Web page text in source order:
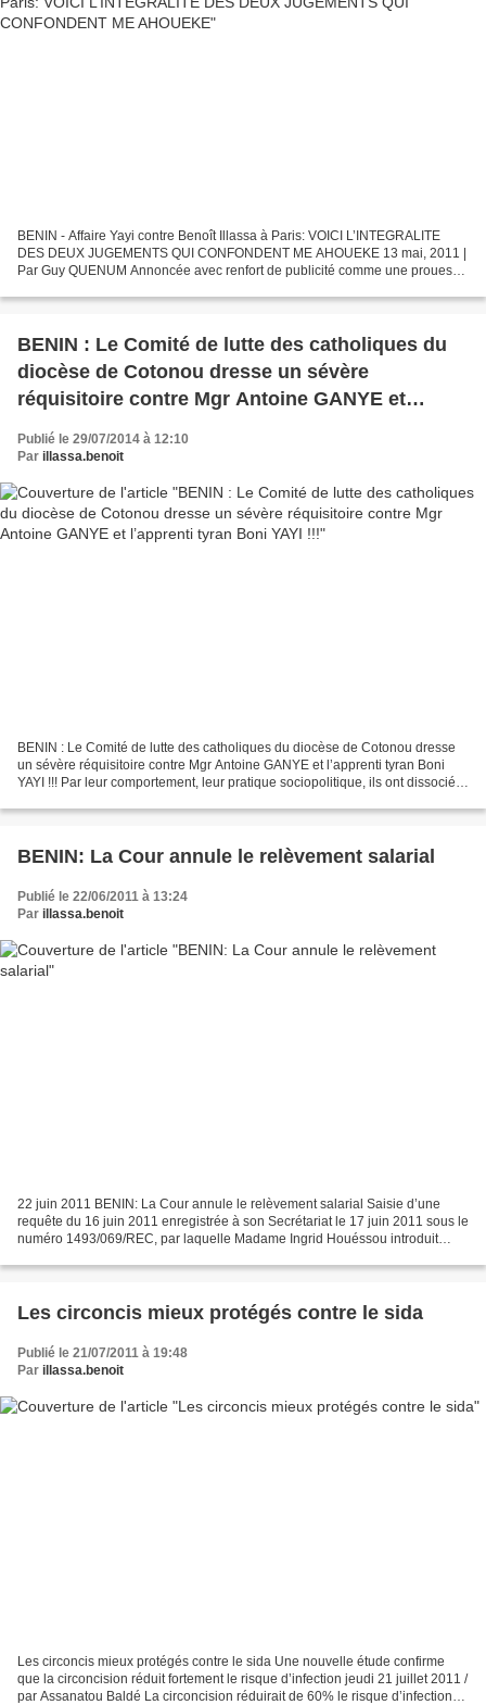
BENIN - Affaire Yayi contre Benoît Illassa à Paris: VOICI L’INTEGRALITE
DES DEUX JUGEMENTS QUI CONFONDENT ME AHOUEKE 13 mai, 2011 |
Par Guy QUENUM Annoncée avec renfort de publicité comme une prouesse
BENIN : Le Comité de lutte des catholiques du
diocèse de Cotonou dresse un sévère
réquisitoire contre Mgr Antoine GANYE et
l’apprenti tyran Boni YAYI !!!
Publié le 29/07/2014 à 12:10
Par illassa.benoit
BENIN : Le Comité de lutte des catholiques du diocèse de Cotonou dresse
un sévère réquisitoire contre Mgr Antoine GANYE et l’apprenti tyran Boni
YAYI !!! Par leur comportement, leur pratique sociopolitique, ils ont dissocié
BENIN: La Cour annule le relèvement salarial
Publié le 22/06/2011 à 13:24
Par illassa.benoit
22 juin 2011 BENIN: La Cour annule le relèvement salarial Saisie d’une
requête du 16 juin 2011 enregistrée à son Secrétariat le 17 juin 2011 sous le
numéro 1493/069/REC, par laquelle Madame Ingrid Houéssou introduit
Les circoncis mieux protégés contre le sida
Publié le 21/07/2011 à 19:48
Par illassa.benoit
Les circoncis mieux protégés contre le sida Une nouvelle étude confirme
que la circoncision réduit fortement le risque d’infection jeudi 21 juillet 2011 /
par Assanatou Baldé La circoncision réduirait de 60% le risque d’infection